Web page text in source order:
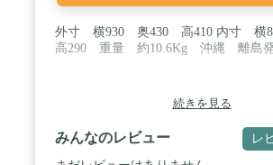
外寸 横930 奥430 高410 内寸 横
高290 重量 約10.6Kg 沖縄 離島発
続きを見る
みんなのレビュー レ